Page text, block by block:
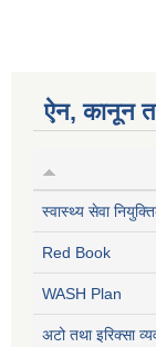
ऐन, कानून
स्वास्थ्य सेवा
Red Book
WASH Plan
अटो तथा इरिक्सा